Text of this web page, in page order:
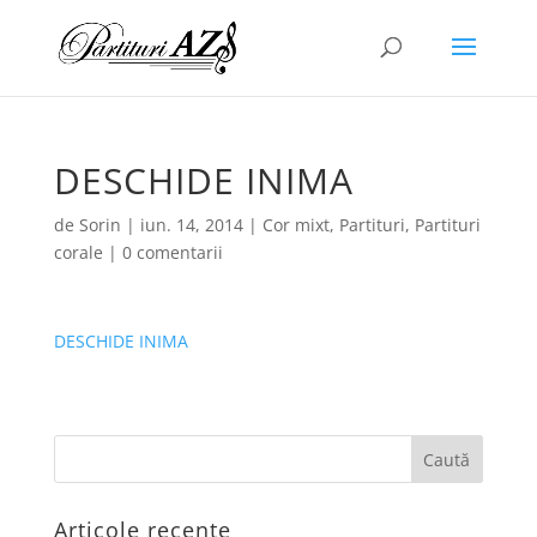
DESCHIDE INIMA
de Sorin | iun. 14, 2014| Cor mixt, Partituri, Partituri
corale | 0 comentarii
DESCHIDE INIMA
Articole recente